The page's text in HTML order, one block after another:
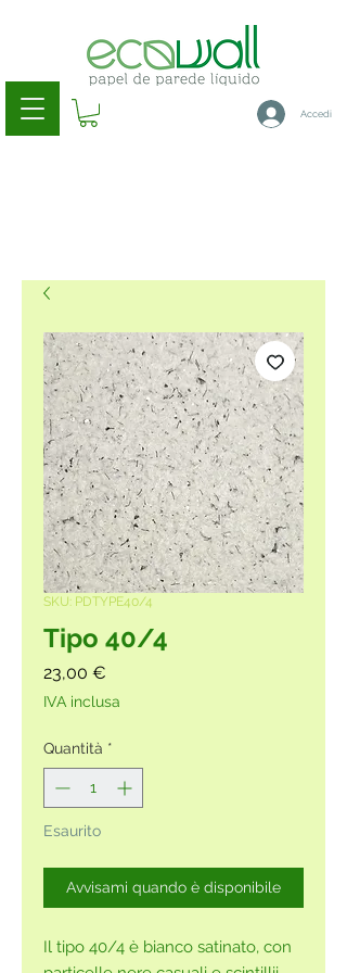
Accedi
SKU: PDTYPE40/4
Tipo 40/4
23,00 €
IVA inclusa
Quantità *
Esaurito
Avvisami quando è disponibile
Il tipo 40/4 è bianco satinato, con